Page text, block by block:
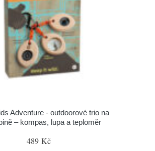
Adventure - outdoorové trio na
– kompas, lupa a teploměr
489 Kč